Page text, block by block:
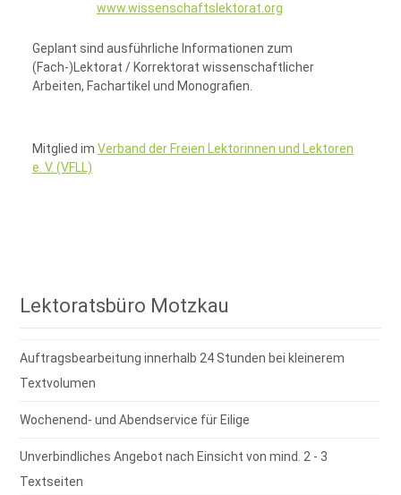
www.wissenschaftslektorat.org
Geplant sind ausführliche Informationen zum
(Fach-)Lektorat / Korrektorat wissenschaftlicher
Arbeiten, Fachartikel und Monografien.
Mitglied im Verband der Freien Lektorinnen und Lektoren
e. V. (VFLL)
Lektoratsbüro Motzkau
Auftragsbearbeitung innerhalb 24 Stunden bei kleinerem
Textvolumen
Wochenend- und Abendservice für Eilige
Unverbindliches Angebot nach Einsicht von mind. 2 - 3
Textseiten